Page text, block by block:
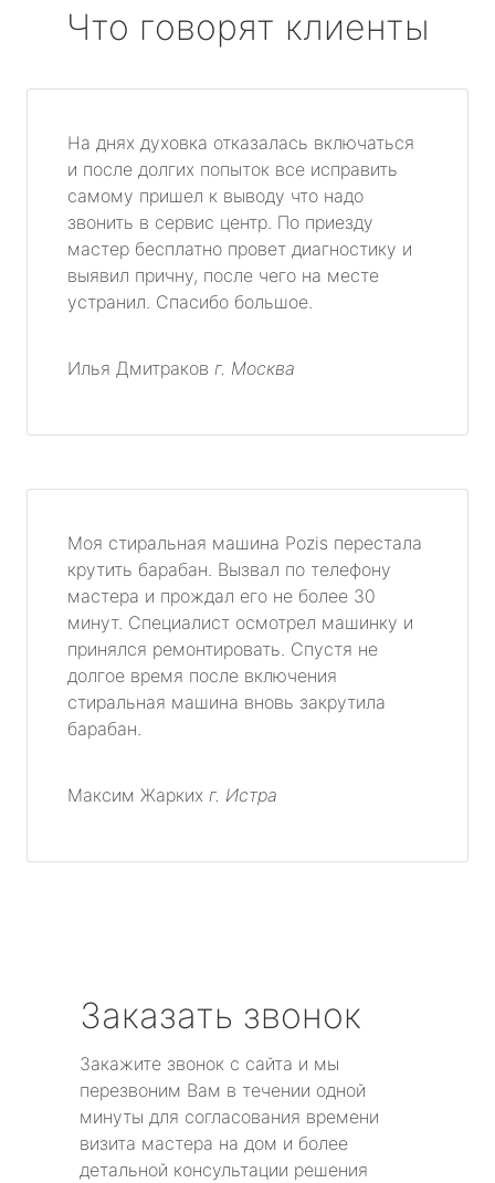
Что говорят клиенты
На днях духовка отказалась включаться
и после долгих попыток все исправить
самому пришел к выводу что надо
звонить в сервис центр. По приезду
мастер бесплатно провет диагностику и
выявил причну, после чего на месте
устранил. Спасибо большое.
Илья Дмитраков г. Москва
Моя стиральная машина Pozis перестала
крутить барабан. Вызвал по телефону
мастера и прождал его не более 30
минут. Специалист осмотрел машинку и
принялся ремонтировать. Спустя не
долгое время после включения
стиральная машина вновь закрутила
барабан.
Максим Жарких г. Истра
Заказать звонок
Закажите звонок с сайта и мы
перезвоним Вам в течении одной
минуты для согласования времени
визита мастера на дом и более
детальной консультации решения